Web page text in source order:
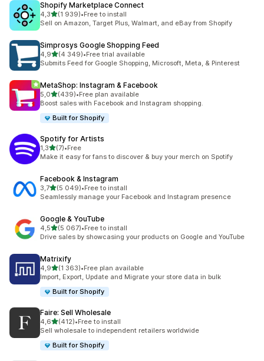
Shopify Marketplace Connect
4,3na 5 gwiazdek
(1 939)
Łączna liczba recenzji: 1939
•Free to install
Sell on Amazon, Target Plus, Walmart, and eBay from Shopify
Simprosys Google Shopping Feed
4,9na 5 gwiazdek
(4 349)
Łączna liczba recenzji: 4349
•Free trial available
Submits Feed for Google Shopping, Microsoft, Meta, & Pinterest
MetaShop: Instagram & Facebook
5,0na 5 gwiazdek
(439)
Łączna liczba recenzji: 439
•Free plan available
Boost sales with Facebook and Instagram shopping.
Built for Shopify
Spotify for Artists
1,3na 5 gwiazdek
(7)
Łączna liczba recenzji: 7
•Free
Make it easy for fans to discover & buy your merch on Spotify
Facebook & Instagram
3,7na 5 gwiazdek
(5 049)
Łączna liczba recenzji: 5049
•Free to install
Seamlessly manage your Facebook and Instagram presence
Google & YouTube
4,5na 5 gwiazdek
(5 067)
Łączna liczba recenzji: 5067
•Free to install
Drive sales by showcasing your products on Google and YouTube
Matrixify
4,9na 5 gwiazdek
(1 363)
Łączna liczba recenzji: 1363
•Free plan available
Import, Export, Update and Migrate your store data in bulk
Built for Shopify
Faire: Sell Wholesale
4,6na 5 gwiazdek
(412)
Łączna liczba recenzji: 412
•Free to install
Sell wholesale to independent retailers worldwide
Built for Shopify